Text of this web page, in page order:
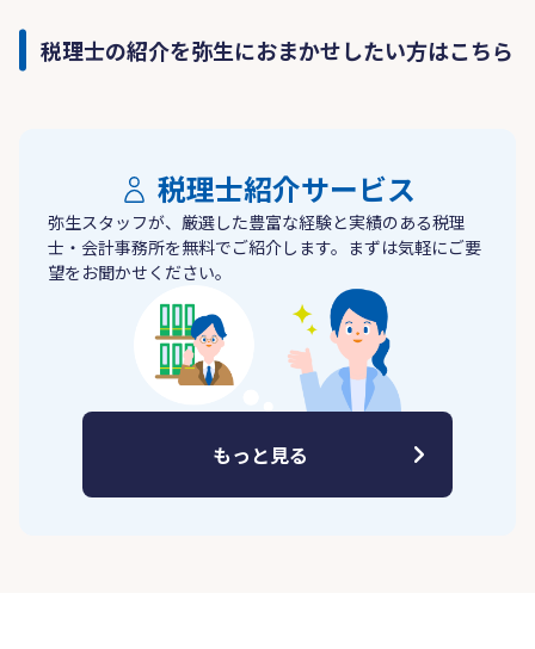
税理士の紹介を弥生におまかせしたい方はこちら
税理士紹介サービス
弥生スタッフが、厳選した豊富な経験と実績のある税理
士・会計事務所を無料でご紹介します。まずは気軽にご要
望をお聞かせください。
もっと見る